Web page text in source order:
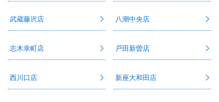
武蔵藤沢店 八潮中央店
志木幸町店 戸田新曽店
西川口店 新座大和田店